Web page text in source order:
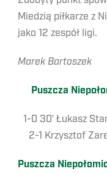
Miedzią piłkarze z
jako 12 zespół ligi.
Marek Bartoszek
Puszcza
1-0 30′ Łukasz
2-1 Krzysztof
Puszcza